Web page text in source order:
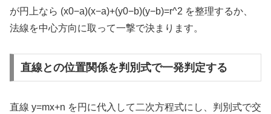
が円上なら (x0−a)(x−a)+(y0−b)(y−b)=r^2 を整理するか、
法線を中心方向に取って一撃で決まります。
直線との位置関係を判別式で一発判定する
直線 y=mx+n を円に代入して二次方程式にし、判別式で交